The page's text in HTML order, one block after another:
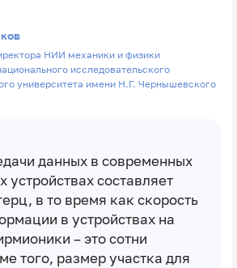
НИИ механики и физики
исследовательского
университета имени Н.Г. Чернышевского
данных в современных
составляет
в то время как скорость
в устройствах на
– это сотни
того, размер участка для